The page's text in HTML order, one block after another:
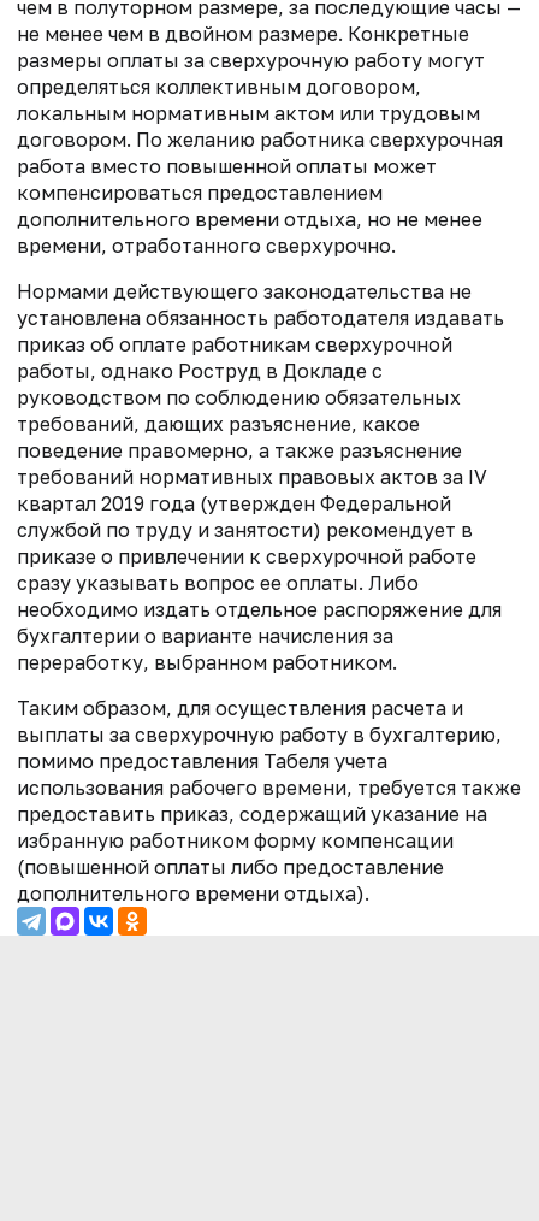
чем в полуторном размере, за последующие часы —
не менее чем в двойном размере. Конкретные
размеры оплаты за сверхурочную работу могут
определяться коллективным договором,
локальным нормативным актом или трудовым
договором. По желанию работника сверхурочная
работа вместо повышенной оплаты может
компенсироваться предоставлением
дополнительного времени отдыха, но не менее
времени, отработанного сверхурочно.
Нормами действующего законодательства не
установлена обязанность работодателя издавать
приказ об оплате работникам сверхурочной
работы, однако Роструд в Докладе с
руководством по соблюдению обязательных
требований, дающих разъяснение, какое
поведение правомерно, а также разъяснение
требований нормативных правовых актов за IV
квартал 2019 года (утвержден Федеральной
службой по труду и занятости) рекомендует в
приказе о привлечении к сверхурочной работе
сразу указывать вопрос ее оплаты. Либо
необходимо издать отдельное распоряжение для
бухгалтерии о варианте начисления за
переработку, выбранном работником.
Таким образом, для осуществления расчета и
выплаты за сверхурочную работу в бухгалтерию,
помимо предоставления Табеля учета
использования рабочего времени, требуется также
предоставить приказ, содержащий указание на
избранную работником форму компенсации
(повышенной оплаты либо предоставление
дополнительного времени отдыха).